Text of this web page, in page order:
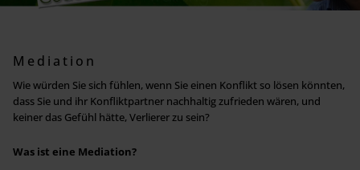
Mediation
Wie würden Sie sich fühlen, wenn Sie einen Konflikt so lösen könnten,
dass Sie und ihr Konfliktpartner nachhaltig zufrieden wären, und
keiner das Gefühl hätte, Verlierer zu sein?
Was ist eine Mediation?